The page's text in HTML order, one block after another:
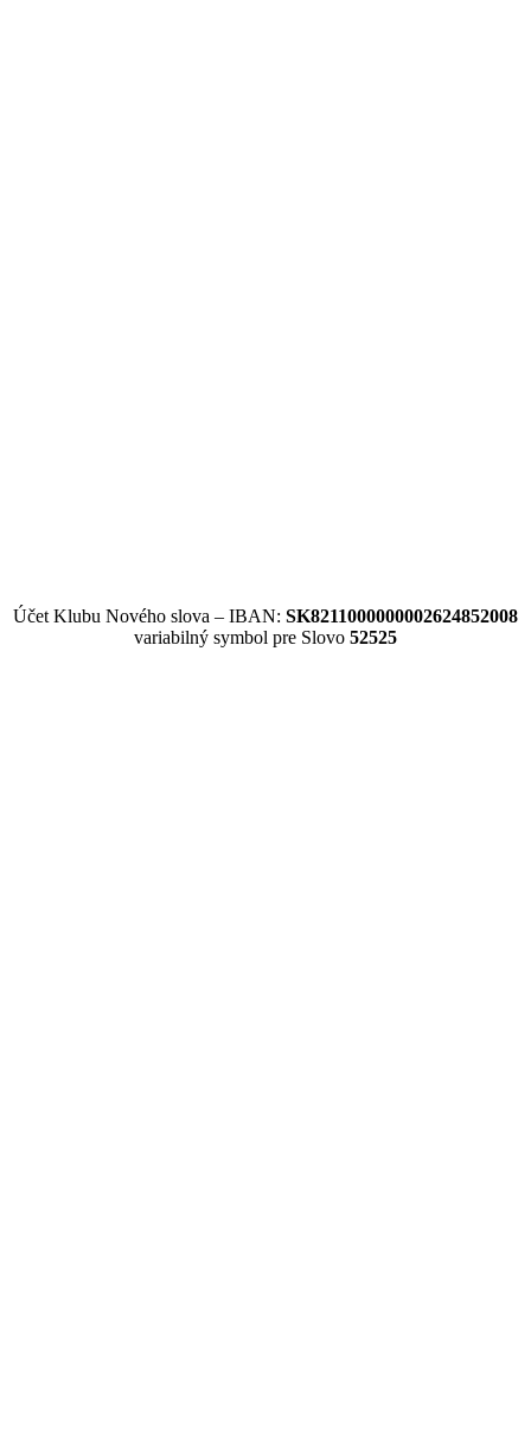
Účet Klubu Nového slova – IBAN: SK8211000000002624852008
variabilný symbol pre Slovo 52525